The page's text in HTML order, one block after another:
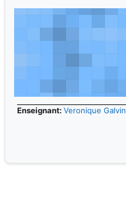
Enseignant: Veronique Galvin